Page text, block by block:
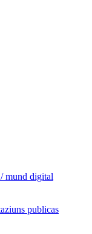
mund digital
publicas